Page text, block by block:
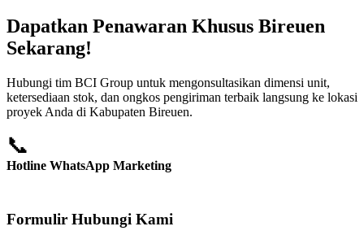
Dapatkan Penawaran Khusus Bireuen
Sekarang!
Hubungi tim BCI Group untuk mengonsultasikan dimensi unit,
ketersediaan stok, dan ongkos pengiriman terbaik langsung ke lokasi
proyek Anda di Kabupaten Bireuen.
📞
Hotline WhatsApp Marketing
Formulir Hubungi Kami